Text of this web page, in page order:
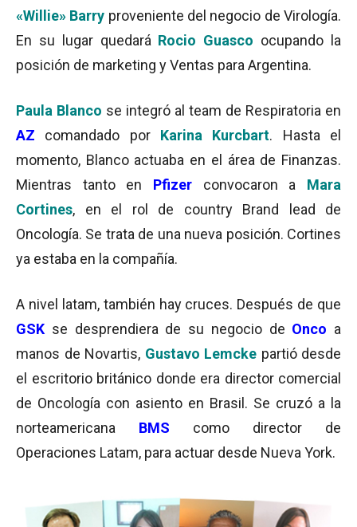
«Willie» Barry proveniente del negocio de Virología.
En su lugar quedará Rocio Guasco ocupando la
posición de marketing y Ventas para Argentina.
Paula Blanco se integró al team de Respiratoria en
AZ comandado por Karina Kurcbart. Hasta el
momento, Blanco actuaba en el área de Finanzas.
Mientras tanto en Pfizer convocaron a Mara
Cortines, en el rol de country Brand lead de
Oncología. Se trata de una nueva posición. Cortines
ya estaba en la compañía.
A nivel latam, también hay cruces. Después de que
GSK se desprendiera de su negocio de Onco a
manos de Novartis, Gustavo Lemcke partió desde
el escritorio británico donde era director comercial
de Oncología con asiento en Brasil. Se cruzó a la
norteamericana BMS como director de
Operaciones Latam, para actuar desde Nueva York.